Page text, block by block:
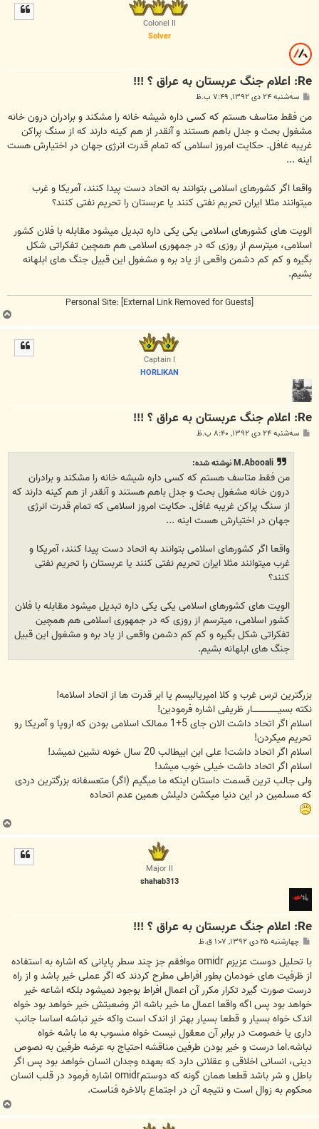
Colonel II
Solver
Re: اعلام جنگ عربستان به عراق ؟ !!!
پ
ت
سه‌شنبه ۲۴ دی ۱۳۹۲, ۷:۴۹ ب.ظ
من فقط متاسف هستم که کسی داره شیشه خانه را مشکند و برادران درون خانه
مشغول بحث و جدل باهم هستند و آنقدر از هم کینه دارند که از سنگ پراکن
غریبه غافل. حکایت امروز اسلامی که تمام قدرت انرژی جهان در اختیارش هست
اینه ...
واقعا اگر کشورهای اسلامی بتوانند به اتحاد دست پیدا کنند، آمریکا و غرب
میتوانند مثلا ایران تحریم نفتی کنند یا عربستان را تحریم نفتی کنند؟
الویت های کشورهای اسلامی یکی یکی داره تبدیل میشود مقابله با فلان کشور
اسلامی، میترسم از روزی که در جمهوری اسلامی هم همچین تفکراتی شکل
بگیره و کم کم دشمن واقعی از یاد بره و مشغول این قبیل جنگ های ابلهانه
بشیم.
Personal Site:[External Link Removed for Guests]
ب
ا
Captain I
HORLIKAN
Re: اعلام جنگ عربستان به عراق ؟ !!!
پ سه‌شنبه ۲۴ دی ۱۳۹۲, ۸:۴۰ ب.ظ
M.Abooali نوشته شده:
من فقط متاسف هستم که کسی داره شیشه خانه را مشکند و برادران
درون خانه مشغول بحث و جدل باهم هستند و آنقدر از هم کینه دارند که
از سنگ پراکن غریبه غافل. حکایت امروز اسلامی که تمام قدرت انرژی
جهان در اختیارش هست اینه ...
واقعا اگر کشورهای اسلامی بتوانند به اتحاد دست پیدا کنند، آمریکا و
غرب میتوانند مثلا ایران تحریم نفتی کنند یا عربستان را تحریم نفتی
کنند؟
الویت های کشورهای اسلامی یکی یکی داره تبدیل میشود مقابله با فلان
کشور اسلامی، میترسم از روزی که در جمهوری اسلامی هم همچین
تفکراتی شکل بگیره و کم کم دشمن واقعی از یاد بره و مشغول این قبیل
جنگ های ابلهانه بشیم.
بزرگترین ترس غرب و کلا امپریالیسم یا ابر قدرت ها از اتحاد اسلامه!
نکته بسیــــــــــــــــــار ظریفی اشاره فرمودین!
اسلام اگر اتحاد داشت الان جای 5+1 ممالک اسلامی بودن که اروپا و آمریکا رو
تحریم میکردن!
اسلام اگر اتحاد داشت! علی ابن ابیطالب 20 سال خونه نشین نمیشد!
اسلام اگر اتحاد داشت خیلی خوب میشد!
ولی جالب ترین قسمت داستان اینکه ما میگیم (اگر) متعسفانه بزرگترین دردی
که مسلمین در این دنیا میکشن دلیلش همین عدم اتحاده
ب
ا
Major II
shahab313
Re: اعلام جنگ عربستان به عراق ؟ !!!
پ
ت
چهارشنبه ۲۵ دی ۱۳۹۲, ۱:۰۷ ق.ظ
با تحلیل دوست عزیزم omidr موافقم جز چند سطر پایانی که اشاره به استفاده
از ظرفیت های خودمان بطور افراطی مطرح کردند که اگر عملی خیر باشد و از راه
درست صورت گیرد تکرار مکرر آن اعمال افراط بوجود نمیشود بلکه اشاعه خیر
خواهد بود پس اگه واقعا اعمال ما خیر باشه اثر وضعیتش خیر خواهد بود خواه
اندک خواه بسیار و قطعا بسیار بهتر از اندک است واکه خیر نباشه اساسا جانب
داری یا خصومت در برابر آن معقول نیست خواه منسوب به ما باشه خواه
نباشه.اما درست و خیر بودن طرفین مناقشه احتیاج به عرضه طرفین به نصوص
دینی، انسانی اخلاقی و عقلانی دارد که بعهده وجدان انسان خواهد بود پس اگر
باطل و شر باشد قطعا همان گونه که دوستمomidr اشاره فرمود در قلب انسان
محکوم به زوال است و نتیجه آن در اجتماع بالاخره فناست.
ب
ا